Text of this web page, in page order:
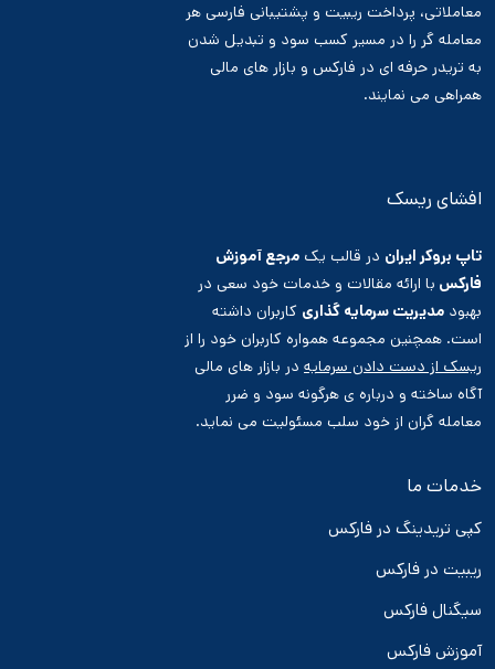
معاملاتی، پرداخت ریبیت و پشتیبانی فارسی هر
معامله گر را در مسیر کسب سود و تبدیل شدن
به تریدر حرفه ای در فارکس و بازار های مالی
همراهی می نمایند.
افشای ریسک
تاپ بروکر ایران در قالب یک مرجع آموزش
فارکس با ارائه مقالات و خدمات خود سعی در
بهبود مدیریت سرمایه گذاری کاربران داشته
است. همچنین مجموعه همواره کاربران خود را از
ریسک از دست دادن سرمایه در بازار های مالی
آگاه ساخته و درباره ی هرگونه سود و ضرر
معامله گران از خود سلب مسئولیت می نماید.
خدمات ما
کپی تریدینگ در فارکس
ریبیت در فارکس
سیگنال فارکس
آموزش فارکس